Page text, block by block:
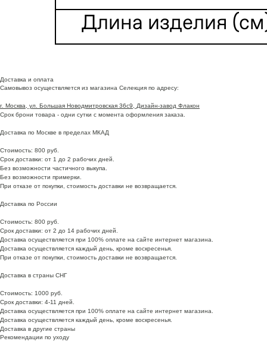
Доставка и оплата
Самовывоз осуществляется из магазина Селекция по адресу:
г. Москва, ул. Большая Новодмитровская 36с9, Дизайн-завод Флакон
Срок брони товара - одни сутки с момента оформления заказа.
Доставка по Москве в пределах МКАД
Стоимость: 800 руб.
Срок доставки: от 1 до 2 рабочих дней.
Без возможности частичного выкупа.
Без возможности примерки.
При отказе от покупки, стоимость доставки не возвращается.
Доставка по России
Стоимость: 800 руб.
Срок доставки: от 2 до 14 рабочих дней.
Доставка осуществляется при 100% оплате на сайте интернет магазина.
Доставка осуществляется каждый день, кроме воскресенья.
При отказе от покупки, стоимость доставки не возвращается.
Доставка в страны СНГ
Стоимость: 1000 руб.
Срок доставки: 4-11 дней.
Доставка осуществляется при 100% оплате на сайте интернет магазина.
Доставка осуществляется каждый день, кроме воскресенья.
Доставка в другие страны
Рекомендации по уходу